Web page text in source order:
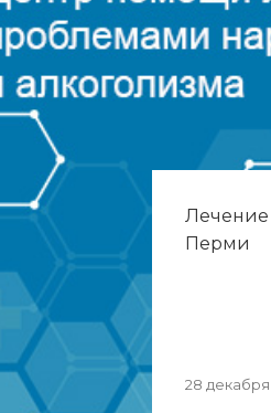
Лечение
Перми
28 декабря